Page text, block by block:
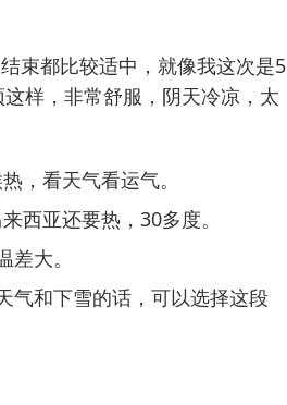
束都比较适中，就像我这次是5
样，非常舒服，阴天冷凉，太
，看天气看运气。
西亚还要热，30多度。
大。
气和下雪的话，可以选择这段